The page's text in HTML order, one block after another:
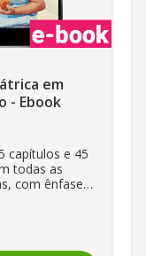
em
- Ebook
capítulos e 45
todas as
com ênfase